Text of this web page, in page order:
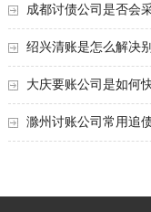
成都讨债公司是否会
绍兴清账是怎么解决
解！
大庆要账公司是如何
滁州讨账公司常用追